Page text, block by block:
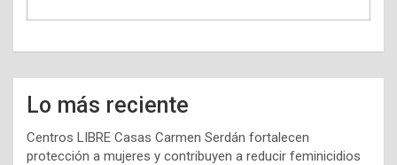
Lo más reciente
Centros LIBRE Casas Carmen Serdán fortalecen
protección a mujeres y contribuyen a reducir feminicidios